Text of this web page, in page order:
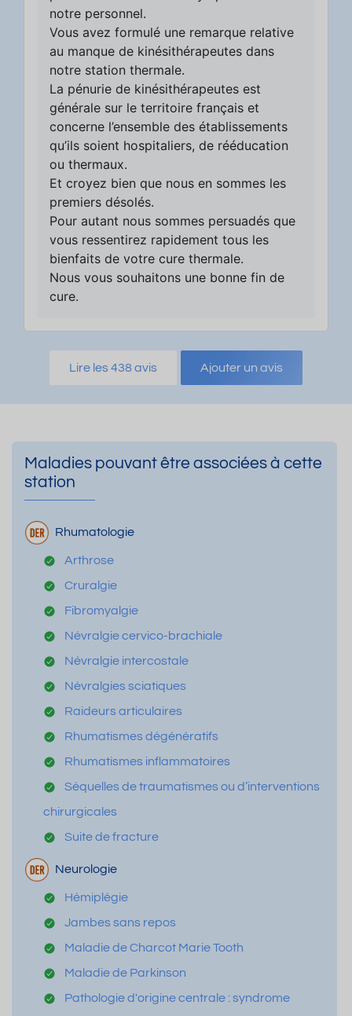
notre personnel.
Vous avez formulé une remarque relative
au manque de kinésithérapeutes dans
notre station thermale.
La pénurie de kinésithérapeutes est
générale sur le territoire français et
concerne l’ensemble des établissements
qu’ils soient hospitaliers, de rééducation
ou thermaux.
Et croyez bien que nous en sommes les
premiers désolés.
Pour autant nous sommes persuadés que
vous ressentirez rapidement tous les
bienfaits de votre cure thermale.
Nous vous souhaitons une bonne fin de
cure.
Lire les 438 avis Ajouter un avis
Maladies pouvant être associées à cette
station
Rhumatologie
Arthrose
Cruralgie
Fibromyalgie
Névralgie cervico-brachiale
Névralgie intercostale
Névralgies sciatiques
Raideurs articulaires
Rhumatismes dégénératifs
Rhumatismes inflammatoires
Séquelles de traumatismes ou d’interventions
chirurgicales
Suite de fracture
Neurologie
Hémiplégie
Jambes sans repos
Maladie de Charcot Marie Tooth
Maladie de Parkinson
Pathologie d'origine centrale : syndrome